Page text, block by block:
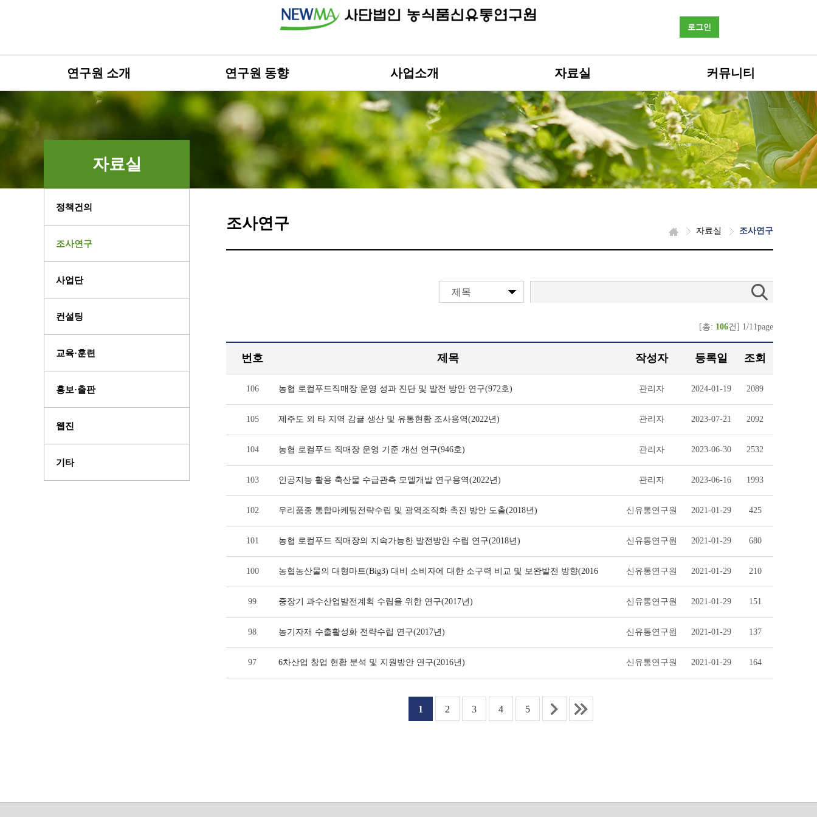
로그인
연구원 소개 연구원 동향 사업소개 자료실 커뮤니티
자료실
정책건의
조사연구
사업단
컨설팅
교육·훈련
홍보·출판
웹진
기타
조사연구 자료실 조사연구
제목
[총: 106건] 1/11page
번호 제목 작성자 등록일 조회
106 농협 로컬푸드직매장 운영 성과 진단 및 발전 방안 연구(972호) 관리자 2024-01-19 2089
105 제주도 외 타 지역 감귤 생산 및 유통현황 조사용역(2022년) 관리자 2023-07-21 2092
104 농협 로컬푸드 직매장 운영 기준 개선 연구(946호) 관리자 2023-06-30 2532
103 인공지능 활용 축산물 수급관측 모델개발 연구용역(2022년) 관리자 2023-06-16 1993
102 우리품종 통합마케팅전략수립 및 광역조직화 촉진 방안 도출(2018년) 신유통연구원 2021-01-29 425
101 농협 로컬푸드 직매장의 지속가능한 발전방안 수립 연구(2018년) 신유통연구원 2021-01-29 680
100 농협농산물의 대형마트(Big3) 대비 소비자에 대한 소구력 비교 및 보완발전 방향(2016 신유통연구원 2021-01-29 210
99 중장기 과수산업발전계획 수립을 위한 연구(2017년) 신유통연구원 2021-01-29 151
98 농기자재 수출활성화 전략수립 연구(2017년) 신유통연구원 2021-01-29 137
97 6차산업 창업 현황 분석 및 지원방안 연구(2016년) 신유통연구원 2021-01-29 164
1 2 3 4 5